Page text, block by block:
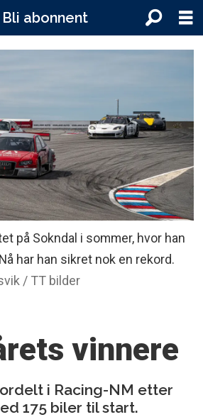
Bli abonnent
på Sokndal i sommer, hvor han
har han sikret nok en rekord.
/ TT bilder
vinnere
i Racing-NM etter
175 biler til start.